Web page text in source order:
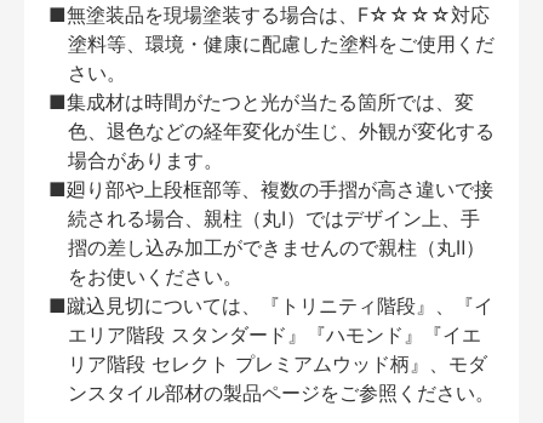
■無塗装品を現場塗装する場合は、F☆☆☆☆対応
塗料等、環境・健康に配慮した塗料をご使用くだ
さい。
■集成材は時間がたつと光が当たる箇所では、変
色、退色などの経年変化が生じ、外観が変化する
場合があります。
■廻り部や上段框部等、複数の手摺が高さ違いで接
続される場合、親柱（丸Ⅰ）ではデザイン上、手
摺の差し込み加工ができませんので親柱（丸Ⅱ）
をお使いください。
■蹴込見切については、『トリニティ階段』、『イ
エリア階段 スタンダード』『ハモンド』『イエ
リア階段 セレクト プレミアムウッド柄』、モダ
ンスタイル部材の製品ページをご参照ください。